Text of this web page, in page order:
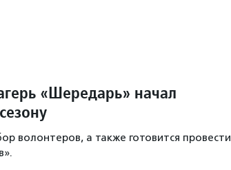
«Шередарь» начал
волонтеров, а также готовится провести